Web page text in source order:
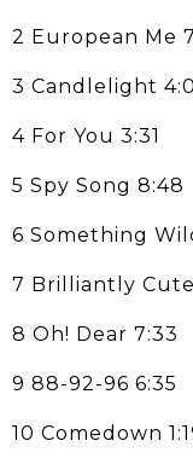
2 European Me
3 Candlelight
4 For You 3:31
5 Spy Song 8:48
6 Something
7 Brilliantly Cute
8 Oh! Dear 7:33
9 88-92-96 6:35
10 Comedown